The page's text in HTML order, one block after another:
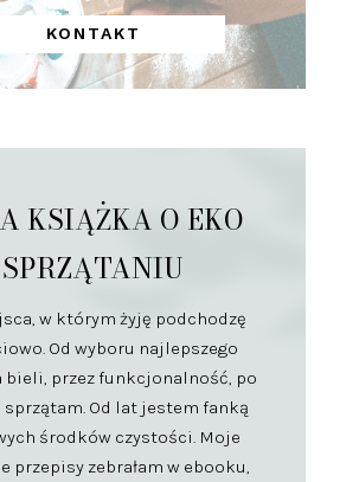
KONTAKT
KSIĄŻKA O EKO
SPRZĄTANIU
w którym żyję podchodzę
Od wyboru najlepszego
bieli, przez funkcjonalność, po
sprzątam. Od lat jestem fanką
środków czystości. Moje
przepisy zebrałam w ebooku,